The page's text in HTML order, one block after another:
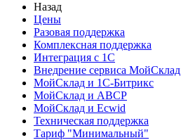
Назад
Цены
Разовая поддержка
Комплексная поддержка
Интеграция с 1С
Внедрение сервиса МойСклад
МойСклад и 1С-Битрикс
МойСклад и ABCP
МойСклад и Ecwid
Техническая поддержка
Тариф "Минимальный"